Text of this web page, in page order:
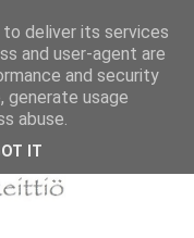
deliver its services
and user-agent are
and security
generate usage
abuse.
IT